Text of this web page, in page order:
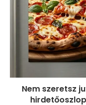
Nem szeretsz